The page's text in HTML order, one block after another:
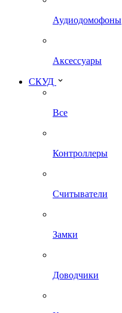
Аудиодомофоны
Аксессуары
СКУД
Все
Контроллеры
Считыватели
Замки
Доводчики